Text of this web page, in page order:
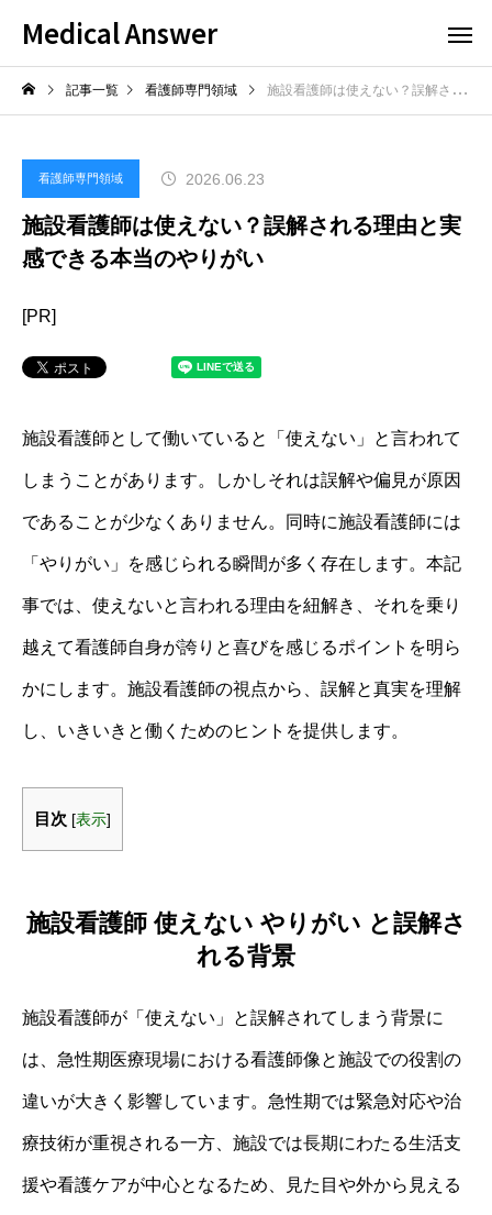
Medical Answer
記事一覧 看護師専門領域 施設看護師は使えない？誤解される理由と実感できる本当のやりがい
看護師専門領域 2026.06.23
施設看護師は使えない？誤解される理由と実
感できる本当のやりがい
[PR]
施設看護師として働いていると「使えない」と言われて
しまうことがあります。しかしそれは誤解や偏見が原因
であることが少なくありません。同時に施設看護師には
「やりがい」を感じられる瞬間が多く存在します。本記
事では、使えないと言われる理由を紐解き、それを乗り
越えて看護師自身が誇りと喜びを感じるポイントを明ら
かにします。施設看護師の視点から、誤解と真実を理解
し、いきいきと働くためのヒントを提供します。
目次 [表示]
施設看護師 使えない やりがい と誤解さ
れる背景
施設看護師が「使えない」と誤解されてしまう背景に
は、急性期医療現場における看護師像と施設での役割の
違いが大きく影響しています。急性期では緊急対応や治
療技術が重視される一方、施設では長期にわたる生活支
援や看護ケアが中心となるため、見た目や外から見える